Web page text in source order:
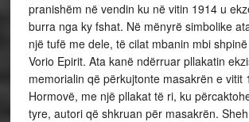
pranishëm në vendin ku në vitin 1914 u
burra nga ky fshat. Në mënyrë simbolike
një tufë me dele, të cilat mbanin mbi
Vorio Epirit. Ata kanë ndërruar pllakatin
memorialin që përkujtonte masakrën e vitit
Hormovë, me një pllakat të ri, ku
tyre, autori që shkruan për masakrën.